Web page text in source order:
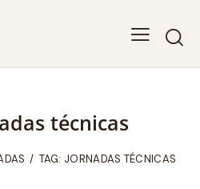
técnicas
TAG: JORNADAS TÉCNICAS